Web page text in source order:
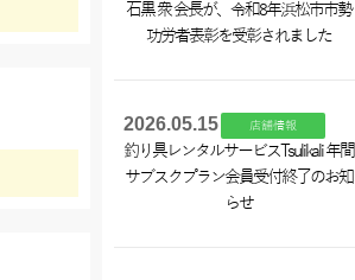
石黒 衆 会長が、令和8年浜松市市勢
功労者表彰を受彰されました
2026.05.15 店舗情報
釣り具レンタルサービスTsulikali 年間
サブスクプラン会員受付終了のお知
らせ